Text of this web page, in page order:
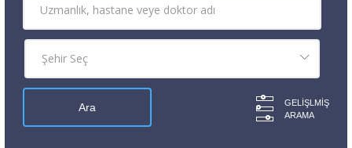
GELIŞLMIŞ
ARAMA